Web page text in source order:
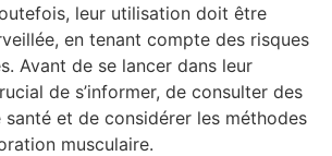
leur utilisation doit être
en tenant compte des risques
Avant de se lancer dans leur
de s’informer, de consulter des
santé et de considérer les méthodes
musculaire.